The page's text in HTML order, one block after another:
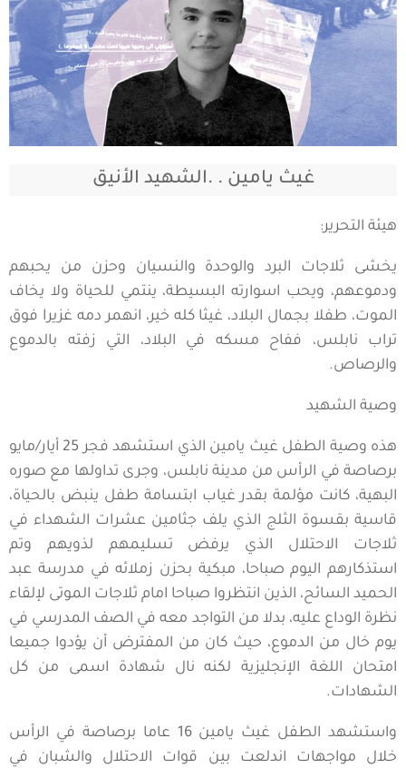
غيث يامين . .الشهيد الأنيق
هيئة التحرير:
يخشى ثلاجات البرد والوحدة والنسيان وحزن من يحبهم
ودموعهم، ويحب اسوارته البسيطة، ينتمي للحياة ولا يخاف
الموت، طفلا بجمال البلاد، غيثا كله خير، انهمر دمه غزيرا فوق
تراب نابلس، ففاح مسكه في البلاد، التي زفته بالدموع
والرصاص.
وصية الشهيد
هذه وصية الطفل غيث يامين الذي استشهد فجر 25 أيار/مايو
برصاصة في الرأس من مدينة نابلس، وجرى تداولها مع صوره
البهية، كانت مؤلمة بقدر غياب ابتسامة طفل ينبض بالحياة،
قاسية بقسوة الثلج الذي يلف جثامين عشرات الشهداء في
ثلاجات الاحتلال الذي يرفض تسليمهم لذويهم وتم
استذكارهم اليوم صباحا، مبكية بحزن زملائه في مدرسة عبد
الحميد السائح، الذين انتظروا صباحا امام ثلاجات الموتى لإلقاء
نظرة الوداع عليه، بدلا من التواجد معه في الصف المدرسي في
يوم خال من الدموع، حيث كان من المفترض أن يؤدوا جميعا
امتحان اللغة الإنجليزية لكنه نال شهادة اسمى من كل
الشهادات.
واستشهد الطفل غيث يامين 16 عاما برصاصة في الرأس
خلال مواجهات اندلعت بين قوات الاحتلال والشبان في